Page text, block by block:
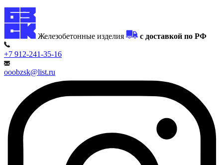
Железобетонные изделия с доставкой по РФ
+7 912-241-35-16
ooobzsk@list.ru